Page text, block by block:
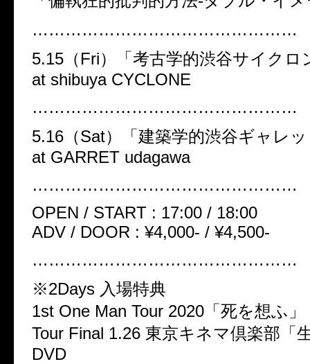
…………………………………………
5.15（Fri）「考古学的渋谷サイクロ
at shibuya CYCLONE
…………………………………………
5.16（Sat）「建築学的渋谷ギャレ
at GARRET udagawa
…………………………………………
OPEN / START : 17:00 / 18:00
ADV / DOOR : ¥4,000- / ¥4,500-
…………………………………………
※2Days 入場特典
1st One Man Tour 2020「死を想ふ」
Tour Final 1.26 東京キネマ倶楽部「
DVD